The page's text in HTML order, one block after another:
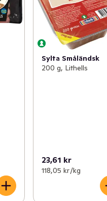
Sylta Småländsk
200 g, Lithells
23,61 kr
118,05 kr /kg